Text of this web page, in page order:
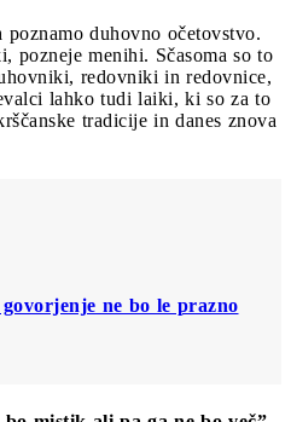
duhovno očetovstvo.
pozneje menihi. Sčasoma so to
redovniki in redovnice,
lahko tudi laiki, ki so za to
tradicije in danes znova
ne bo le prazno